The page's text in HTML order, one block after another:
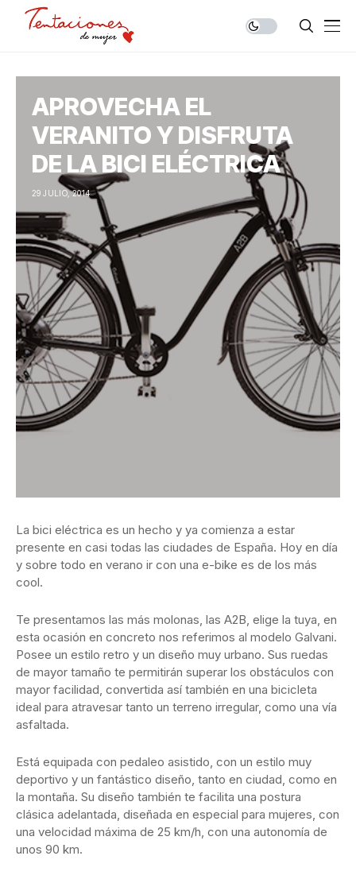
APROVECHA EL
VERANITO Y DISFRUTA
DE LA BICI ELÉCTRICA
29 JULIO, 2014
La bici eléctrica es un hecho y ya comienza a estar
presente en casi todas las ciudades de España. Hoy en día
y sobre todo en verano ir con una e-bike es de los más
cool.
Te presentamos las más molonas, las A2B, elige la tuya, en
esta ocasión en concreto nos referimos al modelo Galvani.
Posee un estilo retro y un diseño muy urbano. Sus ruedas
de mayor tamaño te permitirán superar los obstáculos con
mayor facilidad, convertida así también en una bicicleta
ideal para atravesar tanto un terreno irregular, como una vía
asfaltada.
Está equipada con pedaleo asistido, con un estilo muy
deportivo y un fantástico diseño, tanto en ciudad, como en
la montaña. Su diseño también te facilita una postura
clásica adelantada, diseñada en especial para mujeres, con
una velocidad máxima de 25 km/h, con una autonomía de
unos 90 km.